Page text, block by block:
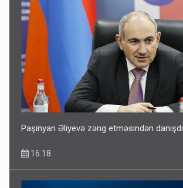
Paşinyan Əliyevə zəng etməsindən danışdı
16:18